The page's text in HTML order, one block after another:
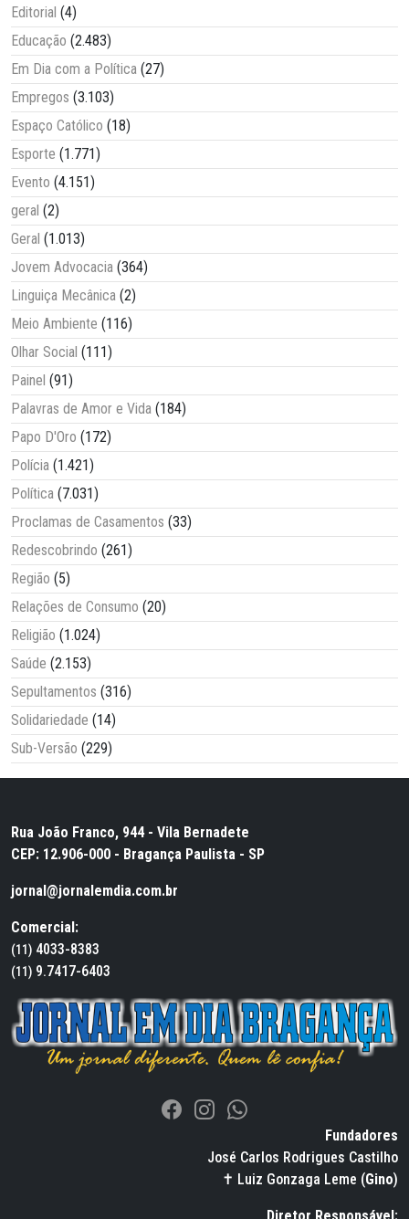
Editorial (4)
Educação (2.483)
Em Dia com a Política (27)
Empregos (3.103)
Espaço Católico (18)
Esporte (1.771)
Evento (4.151)
geral (2)
Geral (1.013)
Jovem Advocacia (364)
Linguiça Mecânica (2)
Meio Ambiente (116)
Olhar Social (111)
Painel (91)
Palavras de Amor e Vida (184)
Papo D'Oro (172)
Polícia (1.421)
Política (7.031)
Proclamas de Casamentos (33)
Redescobrindo (261)
Região (5)
Relações de Consumo (20)
Religião (1.024)
Saúde (2.153)
Sepultamentos (316)
Solidariedade (14)
Sub-Versão (229)
Rua João Franco, 944 - Vila Bernadete
CEP: 12.906-000 - Bragança Paulista - SP
jornal@jornalemdia.com.br
Comercial:
(11) 4033-8383
(11) 9.7417-6403
Fundadores
José Carlos Rodrigues Castilho
✝ Luiz Gonzaga Leme (Gino)